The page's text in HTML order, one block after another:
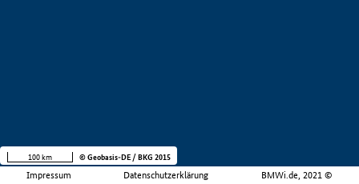
Impressum Datenschutzerklärung BMWi.de, 2021 ©
100 km © Geobasis-DE / BKG 2015